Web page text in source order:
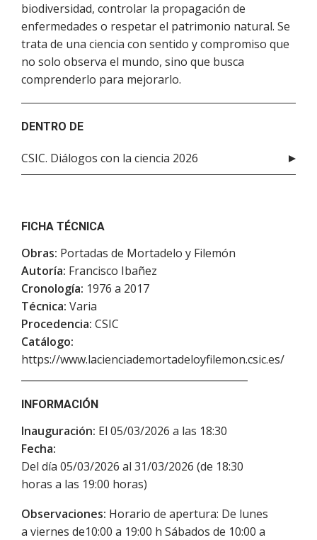
biodiversidad, controlar la propagación de
enfermedades o respetar el patrimonio natural. Se
trata de una ciencia con sentido y compromiso que
no solo observa el mundo, sino que busca
comprenderlo para mejorarlo.
DENTRO DE
CSIC. Diálogos con la ciencia 2026
FICHA TÉCNICA
Obras: Portadas de Mortadelo y Filemón
Autoría: Francisco Ibañez
Cronología: 1976 a 2017
Técnica: Varia
Procedencia: CSIC
Catálogo:
https://www.lacienciademortadeloyfilemon.csic.es/
INFORMACIÓN
Inauguración: El 05/03/2026 a las 18:30
Fecha:
Del día 05/03/2026 al 31/03/2026 (de 18:30
horas a las 19:00 horas)
Observaciones: Horario de apertura: De lunes
a viernes de10:00 a 19:00 h Sábados de 10:00 a